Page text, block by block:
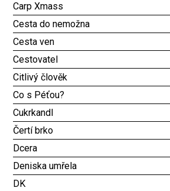
Carp Xmass
Cesta do nemožna
Cesta ven
Cestovatel
Citlivý člověk
Co s Péťou?
Cukrkandl
Čertí brko
Dcera
Deniska umřela
DK